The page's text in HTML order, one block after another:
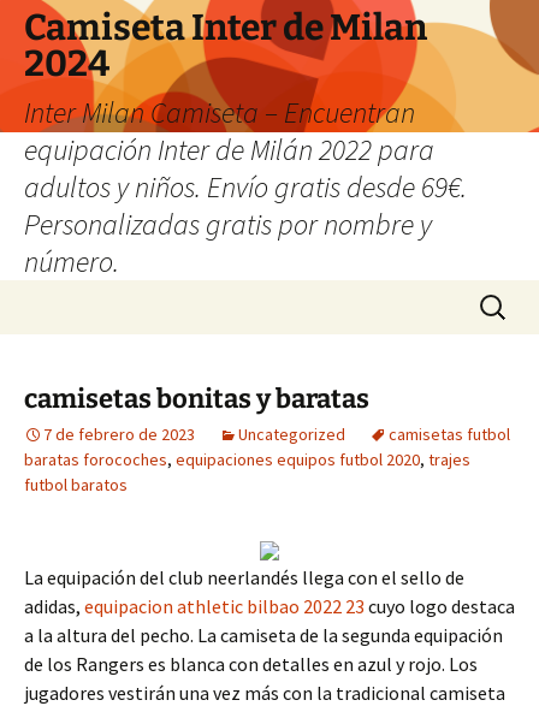
Camiseta Inter de Milan
2024
Inter Milan Camiseta – Encuentran
equipación Inter de Milán 2022 para
adultos y niños. Envío gratis desde 69€.
Personalizadas gratis por nombre y
número.
Buscar:
camisetas bonitas y baratas
7 de febrero de 2023 Uncategorized
camisetas futbol
baratas forocoches, equipaciones equipos futbol 2020, trajes
futbol baratos
La equipación del club neerlandés llega con el sello de
adidas, equipacion athletic bilbao 2022 23 cuyo logo destaca
a la altura del pecho. La camiseta de la segunda equipación
de los Rangers es blanca con detalles en azul y rojo. Los
jugadores vestirán una vez más con la tradicional camiseta